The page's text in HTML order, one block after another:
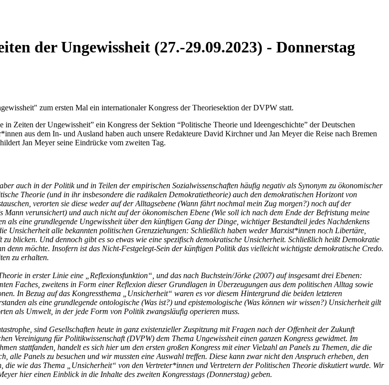
der Ungewissheit (27.-29.09.2023) - Donnerstag
zum ersten Mal ein internationaler Kongress der Theoriesektion der DVPW statt.
Zeiten der Ungewissheit” ein Kongress der Sektion “Politische Theorie und Ideengeschichte” der Deutschen
aus dem In- und Ausland haben auch unsere Redakteure David Kirchner und Jan Meyer die Reise nach Bremen
Jan Meyer seine Eindrücke vom zweiten Tag.
auch in der Politik und in Teilen der empirischen Sozialwissenschaften häufig negativ als Synonym zu ökonomischer
Theorie (und in ihr insbesondere die radikalen Demokratietheorie) auch den demokratischen Horizont von
verorten sie diese weder auf der Alltagsebene (Wann fährt nochmal mein Zug morgen?) noch auf der
verunsichert) und auch nicht auf der ökonomischen Ebene (Wie soll ich nach dem Ende der Befristung meine
als eine grundlegende Ungewissheit über den künftigen Gang der Dinge, wichtiger Bestandteil jedes Nachdenkens
Unsicherheit alle bekannten politischen Grenzziehungen: Schließlich haben weder Marxist*innen noch Libertäre,
blicken. Und dennoch gibt es so etwas wie eine spezifisch demokratische Unsicherheit. Schließlich heißt Demokratie
denn möchte. Insofern ist das Nicht-Festgelegt-Sein der künftigen Politik das vielleicht wichtigste demokratische Credo.
zu erhalten.
in erster Linie eine „Reflexionsfunktion“, und das nach Buchstein/Jörke (2007) auf insgesamt drei Ebenen:
Faches, zweitens in Form einer Reflexion dieser Grundlagen in Überzeugungen aus dem politischen Alltag sowie
In Bezug auf das Kongressthema „Unsicherheit“ waren es vor diesem Hintergrund die beiden letzteren
als eine grundlegende ontologische (Was ist?) und epistemologische (Was können wir wissen?) Unsicherheit gilt
als Umwelt, in der jede Form von Politik zwangsläufig operieren muss.
sind Gesellschaften heute in ganz existenzieller Zuspitzung mit Fragen nach der Offenheit der Zukunft
Vereinigung für Politikwissenschaft (DVPW) dem Thema Ungewissheit einen ganzen Kongress gewidmet. Im
stattfanden, handelt es sich hier um den ersten großen Kongress mit einer Vielzahl an Panels zu Themen, die die
alle Panels zu besuchen und wir mussten eine Auswahl treffen. Diese kann zwar nicht den Anspruch erheben, den
wie das Thema „Unsicherheit“ von den Vertreter*innen und Vertretern der Politischen Theorie diskutiert wurde. Wir
hier einen Einblick in die Inhalte des zweiten Kongresstags (Donnerstag) geben.